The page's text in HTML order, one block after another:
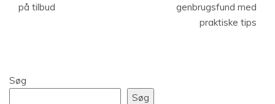
på tilbud
genbrugsfund med
praktiske tips
Søg
Søg